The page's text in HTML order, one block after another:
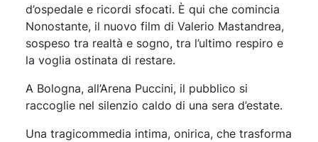
d’ospedale e ricordi sfocati. È qui che comincia
Nonostante, il nuovo film di Valerio Mastandrea,
sospeso tra realtà e sogno, tra l’ultimo respiro e
la voglia ostinata di restare.
A Bologna, all’Arena Puccini, il pubblico si
raccoglie nel silenzio caldo di una sera d’estate.
Una tragicommedia intima, onirica, che trasforma